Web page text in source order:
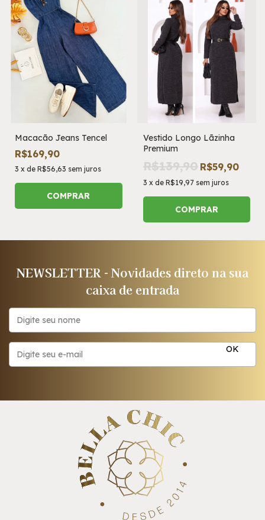
Macacão Jeans Tencel
R$169,90
3 x de R$56,63 sem juros
COMPRAR
Vestido Longo Lãzinha
Premium
R$139,90 R$59,90
3 x de R$19,97 sem juros
COMPRAR
NEWSLETTER - Novidades direto na sua
caixa de entrada